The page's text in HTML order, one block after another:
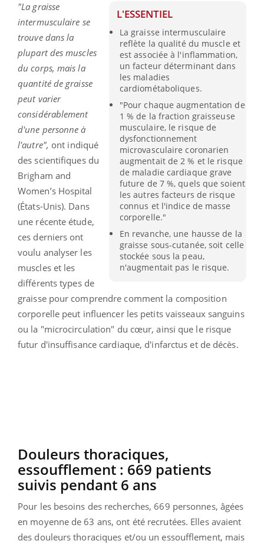
L'ESSENTIEL
La graisse intermusculaire
reflète la qualité du muscle et
est associée à l'inflammation,
un facteur déterminant dans
les maladies
cardiométaboliques.
"Pour chaque augmentation de
1 % de la fraction graisseuse
musculaire, le risque de
dysfonctionnement
microvasculaire coronarien
augmentait de 2 % et le risque
de maladie cardiaque grave
future de 7 %, quels que soient
les autres facteurs de risque
connus et l'indice de masse
corporelle."
En revanche, une hausse de la
graisse sous-cutanée, soit celle
stockée sous la peau,
n'augmentait pas le risque.
"La graisse
intermusculaire se
trouve dans la
plupart des muscles
du corps, mais la
quantité de graisse
peut varier
considérablement
d'une personne à
l'autre", ont indiqué
des scientifiques du
Brigham and
Women’s Hospital
(États-Unis). Dans
une récente étude,
ces derniers ont
voulu analyser les
muscles et les
différents types de
graisse pour comprendre comment la composition
corporelle peut influencer les petits vaisseaux sanguins
ou la "microcirculation" du cœur, ainsi que le risque
futur d'insuffisance cardiaque, d'infarctus et de décès.
Douleurs thoraciques,
essoufflement : 669 patients
suivis pendant 6 ans
Pour les besoins des recherches, 669 personnes, âgées
en moyenne de 63 ans, ont été recrutées. Elles avaient
des douleurs thoraciques et/ou un essoufflement, mais